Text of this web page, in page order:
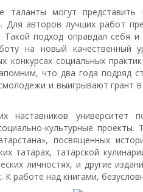
могут представить
Для авторов лучших работ
Такой подход оправдал себя
на новый качественный
конкурсах социальных
что два года подряд
и выигрывают грант
наставников университет
культурные проекты.
посвященных
татарах, татарской
личностях, и другие
К работе над книгами,